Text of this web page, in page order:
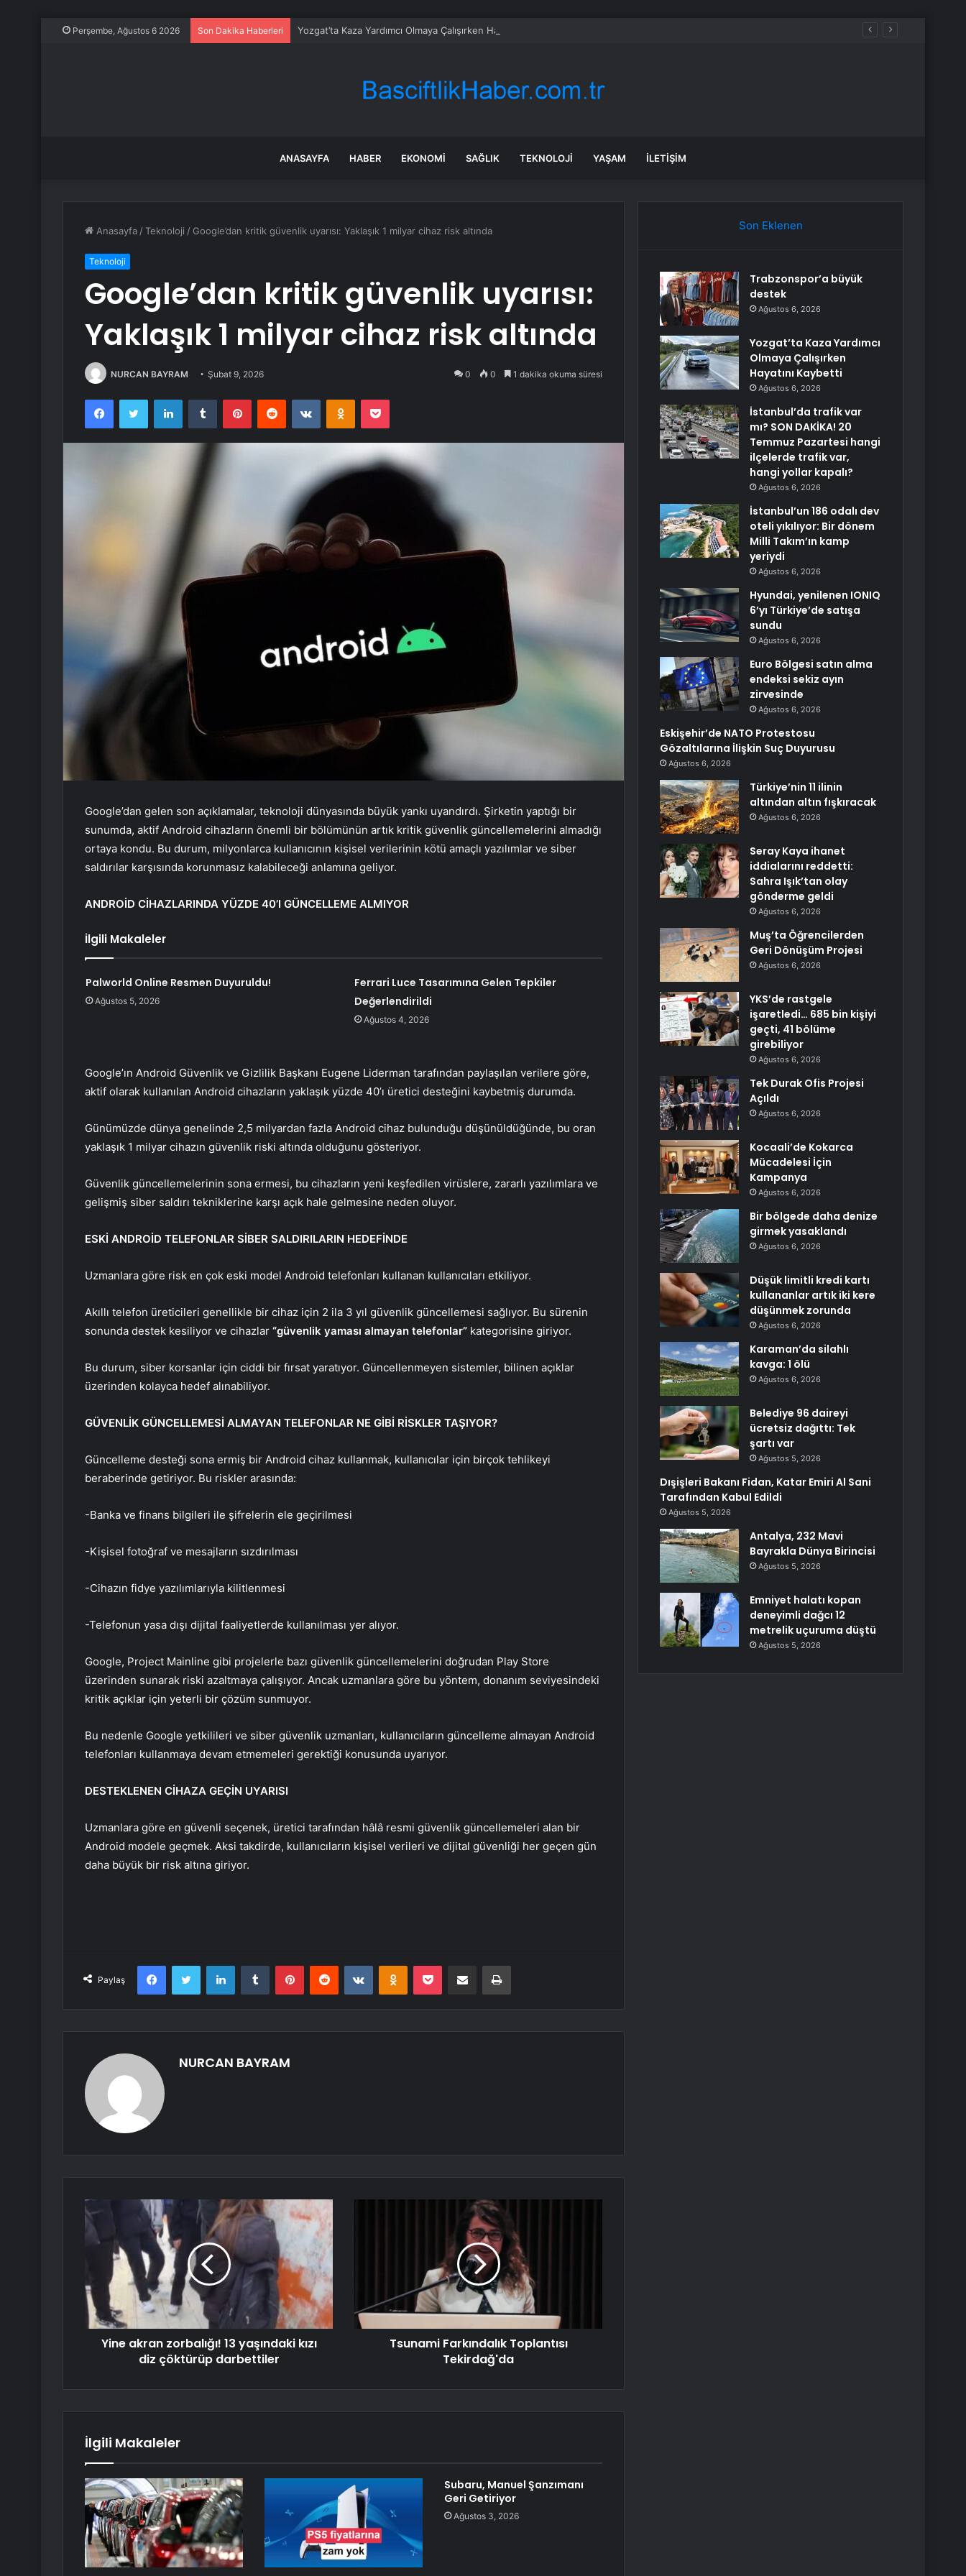
Perşembe, Ağustos 6 2026 Son Dakika Haberleri Yozgat’ta Kaza Yardımcı Olmaya Çalışırken Hayatını Kaybetti
ANASAYFA HABER EKONOMI SAĞLIK TEKNOLOJI YAŞAM İLETIŞIM
Anasayfa /Teknoloji / Google’dan kritik güvenlik uyarısı: Yaklaşık 1 milyar cihaz risk altında
Teknoloji
Google’dan kritik güvenlik uyarısı:
Yaklaşık 1 milyar cihaz risk altında
NURCAN BAYRAM Şubat 9, 2026 0 0 1 dakika okuma süresi
FacebookTwitter LinkedInTumblr PinterestReddit VKontakteOdnoklassniki
Pocket
Google’dan gelen son açıklamalar, teknoloji dünyasında büyük yankı uyandırdı. Şirketin yaptığı bir
sunumda, aktif Android cihazların önemli bir bölümünün artık kritik güvenlik güncellemelerini almadığı
ortaya kondu. Bu durum, milyonlarca kullanıcının kişisel verilerinin kötü amaçlı yazılımlar ve siber
saldırılar karşısında korunmasız kalabileceği anlamına geliyor.
ANDROİD CİHAZLARINDA YÜZDE 40’I GÜNCELLEME ALMIYOR
İlgili Makaleler
Palworld Online Resmen Duyuruldu!
Ağustos 5, 2026
Ferrari Luce Tasarımına Gelen Tepkiler
Değerlendirildi
Ağustos 4, 2026
Google’ın Android Güvenlik ve Gizlilik Başkanı Eugene Liderman tarafından paylaşılan verilere göre,
aktif olarak kullanılan Android cihazların yaklaşık yüzde 40’ı üretici desteğini kaybetmiş durumda.
Günümüzde dünya genelinde 2,5 milyardan fazla Android cihaz bulunduğu düşünüldüğünde, bu oran
yaklaşık 1 milyar cihazın güvenlik riski altında olduğunu gösteriyor.
Güvenlik güncellemelerinin sona ermesi, bu cihazların yeni keşfedilen virüslere, zararlı yazılımlara ve
gelişmiş siber saldırı tekniklerine karşı açık hale gelmesine neden oluyor.
ESKİ ANDROİD TELEFONLAR SİBER SALDIRILARIN HEDEFİNDE
Uzmanlara göre risk en çok eski model Android telefonları kullanan kullanıcıları etkiliyor.
Akıllı telefon üreticileri genellikle bir cihaz için 2 ila 3 yıl güvenlik güncellemesi sağlıyor. Bu sürenin
sonunda destek kesiliyor ve cihazlar “güvenlik yaması almayan telefonlar” kategorisine giriyor.
Bu durum, siber korsanlar için ciddi bir fırsat yaratıyor. Güncellenmeyen sistemler, bilinen açıklar
üzerinden kolayca hedef alınabiliyor.
GÜVENLİK GÜNCELLEMESİ ALMAYAN TELEFONLAR NE GİBİ RİSKLER TAŞIYOR?
Güncelleme desteği sona ermiş bir Android cihaz kullanmak, kullanıcılar için birçok tehlikeyi
beraberinde getiriyor. Bu riskler arasında:
-Banka ve finans bilgileri ile şifrelerin ele geçirilmesi
-Kişisel fotoğraf ve mesajların sızdırılması
-Cihazın fidye yazılımlarıyla kilitlenmesi
-Telefonun yasa dışı dijital faaliyetlerde kullanılması yer alıyor.
Google, Project Mainline gibi projelerle bazı güvenlik güncellemelerini doğrudan Play Store
üzerinden sunarak riski azaltmaya çalışıyor. Ancak uzmanlara göre bu yöntem, donanım seviyesindeki
kritik açıklar için yeterli bir çözüm sunmuyor.
Bu nedenle Google yetkilileri ve siber güvenlik uzmanları, kullanıcıların güncelleme almayan Android
telefonları kullanmaya devam etmemeleri gerektiği konusunda uyarıyor.
DESTEKLENEN CİHAZA GEÇİN UYARISI
Uzmanlara göre en güvenli seçenek, üretici tarafından hâlâ resmi güvenlik güncellemeleri alan bir
Android modele geçmek. Aksi takdirde, kullanıcıların kişisel verileri ve dijital güvenliği her geçen gün
daha büyük bir risk altına giriyor.
Paylaş
FacebookTwitter LinkedInTumblr PinterestReddit VKontakteOdnoklassniki
Pocket E-Posta ile paylaş Yazdır
NURCAN BAYRAM
Yine akran zorbalığı! 13 yaşındaki kızı
diz çöktürüp darbettiler
Tsunami Farkındalık Toplantısı
Tekirdağ'da
İlgili Makaleler
Subaru, Manuel Şanzımanı
Geri Getiriyor
Ağustos 3, 2026
Son Eklenen
Trabzonspor’a büyük
destek
Ağustos 6, 2026
Yozgat’ta Kaza Yardımcı
Olmaya Çalışırken
Hayatını Kaybetti
Ağustos 6, 2026
İstanbul’da trafik var
mı? SON DAKİKA! 20
Temmuz Pazartesi hangi
ilçelerde trafik var,
hangi yollar kapalı?
Ağustos 6, 2026
İstanbul’un 186 odalı dev
oteli yıkılıyor: Bir dönem
Milli Takım’ın kamp
yeriydi
Ağustos 6, 2026
Hyundai, yenilenen IONIQ
6’yı Türkiye’de satışa
sundu
Ağustos 6, 2026
Euro Bölgesi satın alma
endeksi sekiz ayın
zirvesinde
Ağustos 6, 2026
Eskişehir’de NATO Protestosu
Gözaltılarına İlişkin Suç Duyurusu
Ağustos 6, 2026
Türkiye’nin 11 ilinin
altından altın fışkıracak
Ağustos 6, 2026
Seray Kaya ihanet
iddialarını reddetti:
Sahra Işık’tan olay
gönderme geldi
Ağustos 6, 2026
Muş’ta Öğrencilerden
Geri Dönüşüm Projesi
Ağustos 6, 2026
YKS’de rastgele
işaretledi… 685 bin kişiyi
geçti, 41 bölüme
girebiliyor
Ağustos 6, 2026
Tek Durak Ofis Projesi
Açıldı
Ağustos 6, 2026
Kocaali’de Kokarca
Mücadelesi İçin
Kampanya
Ağustos 6, 2026
Bir bölgede daha denize
girmek yasaklandı
Ağustos 6, 2026
Düşük limitli kredi kartı
kullananlar artık iki kere
düşünmek zorunda
Ağustos 6, 2026
Karaman’da silahlı
kavga: 1 ölü
Ağustos 6, 2026
Belediye 96 daireyi
ücretsiz dağıttı: Tek
şartı var
Ağustos 5, 2026
Dışişleri Bakanı Fidan, Katar Emiri Al Sani
Tarafından Kabul Edildi
Ağustos 5, 2026
Antalya, 232 Mavi
Bayrakla Dünya Birincisi
Ağustos 5, 2026
Emniyet halatı kopan
deneyimli dağcı 12
metrelik uçuruma düştü
Ağustos 5, 2026